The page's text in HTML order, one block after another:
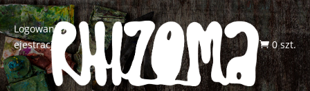
Logowanie/R
ejestracja
 0 szt.